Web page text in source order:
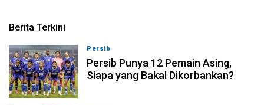
Berita Terkini
Persib
Persib Punya 12 Pemain Asing,
Siapa yang Bakal Dikorbankan?